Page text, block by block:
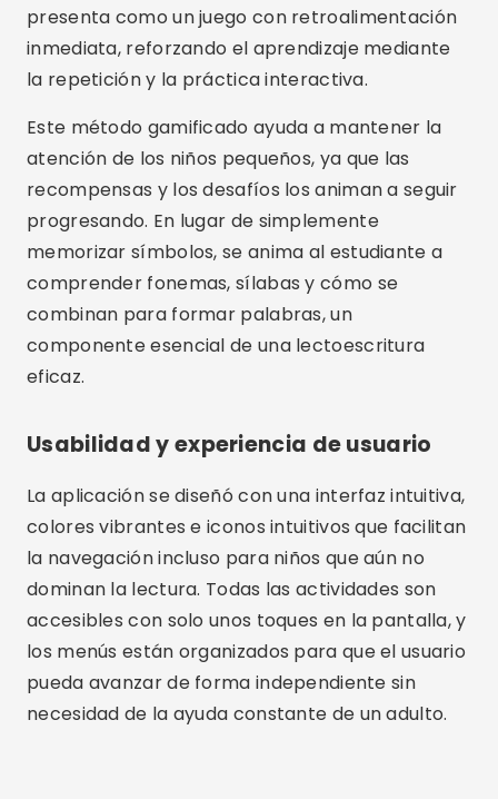
presenta como un juego con retroalimentación
inmediata, reforzando el aprendizaje mediante
la repetición y la práctica interactiva.
Este método gamificado ayuda a mantener la
atención de los niños pequeños, ya que las
recompensas y los desafíos los animan a seguir
progresando. En lugar de simplemente
memorizar símbolos, se anima al estudiante a
comprender fonemas, sílabas y cómo se
combinan para formar palabras, un
componente esencial de una lectoescritura
eficaz.
Usabilidad y experiencia de usuario
La aplicación se diseñó con una interfaz intuitiva,
colores vibrantes e iconos intuitivos que facilitan
la navegación incluso para niños que aún no
dominan la lectura. Todas las actividades son
accesibles con solo unos toques en la pantalla, y
los menús están organizados para que el usuario
pueda avanzar de forma independiente sin
necesidad de la ayuda constante de un adulto.